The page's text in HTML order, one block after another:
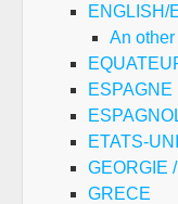
ENGLISH/
An other
ESPAGNE
ETATS-
GEORGIE
GRECE